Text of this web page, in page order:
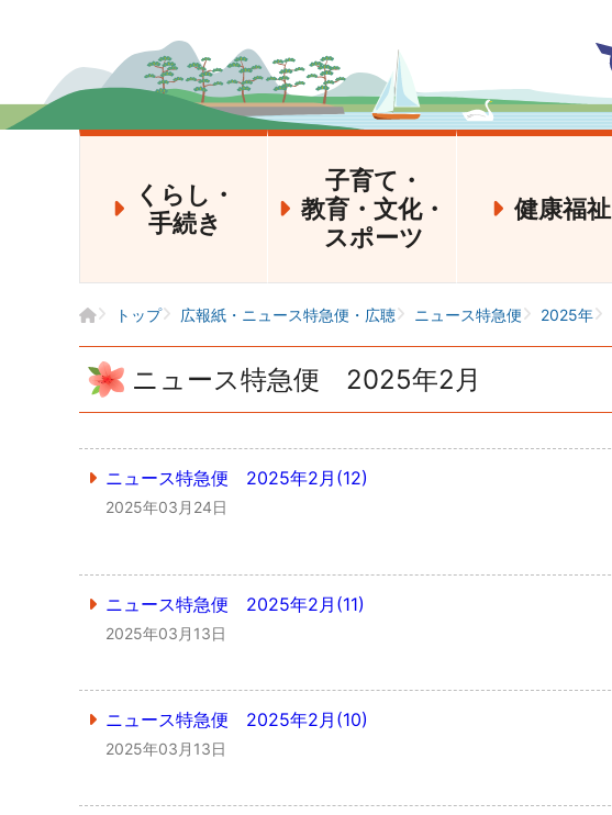
くらし・
手続き
子育て・
教育・文化・
スポーツ
健康福祉
トップ 広報紙・ニュース特急便・広聴 ニュース特急便 2025年
ニュース特急便 2025年2月
ニュース特急便 2025年2月(12)
2025年03月24日
ニュース特急便 2025年2月(11)
2025年03月13日
ニュース特急便 2025年2月(10)
2025年03月13日